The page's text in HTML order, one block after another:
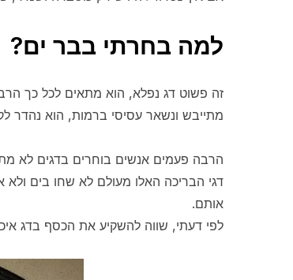
למה בחרתי בבר ים?
זה פשוט דג נפלא, הוא מתאים לכל כך
מתייבש ונשאר עסיסי ברמות, הוא נהדר
הרבה פעמים אנשים בוחרים בדגים לא
דגי הבריכה האלו מעולם לא שחו בים ולא
אותם.
לפי דעתי, שווה להשקיע את הכסף בדג